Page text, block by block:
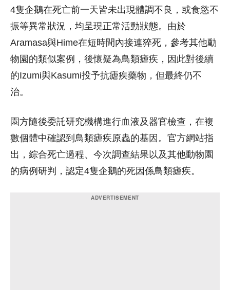
4隻企鵝在死亡前一天皆未出現體調不良，或食慾不
振等異常狀況，均呈現正常活動狀態。由於
Aramasa與Hime在短時間內接連猝死，參考其他動
物園的類似案例，後懷疑為鳥類瘧疾，因此對後續
的Izumi與Kasumi投予抗瘧疾藥物，但最終仍不
治。
園方隨後委託研究機構進行血液及器官檢查，在複
數個體中確認到鳥類瘧疾原蟲的基因。官方網站指
出，綜合死亡過程、今次調查結果以及其他動物園
的病例研判，認定4隻企鵝的死因係鳥類瘧疾。